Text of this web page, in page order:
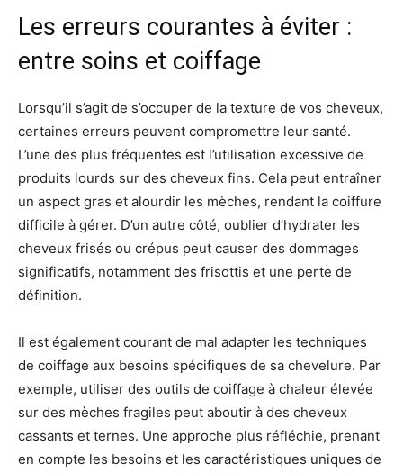
Les erreurs courantes à éviter :
entre soins et coiffage
Lorsqu’il s’agit de s’occuper de la texture de vos cheveux,
certaines erreurs peuvent compromettre leur santé.
L’une des plus fréquentes est l’utilisation excessive de
produits lourds sur des cheveux fins. Cela peut entraîner
un aspect gras et alourdir les mèches, rendant la coiffure
difficile à gérer. D’un autre côté, oublier d’hydrater les
cheveux frisés ou crépus peut causer des dommages
significatifs, notamment des frisottis et une perte de
définition.
Il est également courant de mal adapter les techniques
de coiffage aux besoins spécifiques de sa chevelure. Par
exemple, utiliser des outils de coiffage à chaleur élevée
sur des mèches fragiles peut aboutir à des cheveux
cassants et ternes. Une approche plus réfléchie, prenant
en compte les besoins et les caractéristiques uniques de